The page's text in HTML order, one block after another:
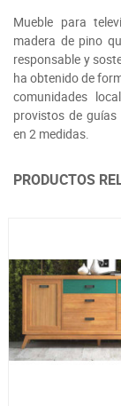
Mueble para
madera de pino
responsable y
ha obtenido de
comunidades
provistos de
en 2 medidas.
PRODUCTOS